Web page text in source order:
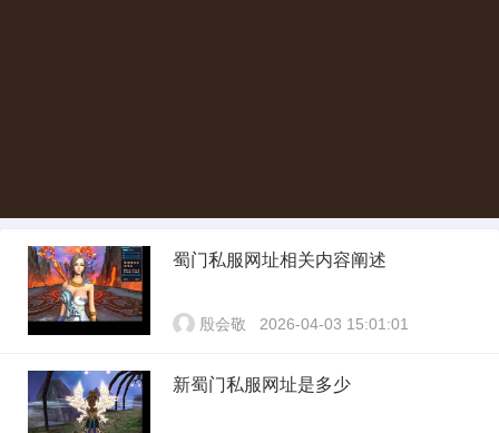
蜀门私服网址相关内容阐述
殷会敬 2026-04-03 15:01:01
新蜀门私服网址是多少